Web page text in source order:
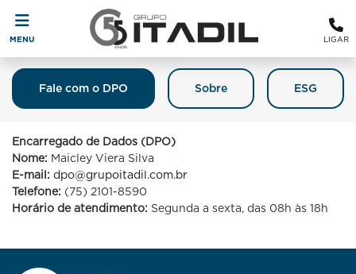
MENU LIGAR
Sobre ESG
Fale com o DPO
Fale Com O DPO (Encarregado De
Proteção De Dados)
Encarregado de Dados (DPO)
Nome: Maicley Viera Silva
E-mail: dpo@grupoitadil.com.br
Telefone: (75) 2101-8590
Horário de atendimento: Segunda a sexta, das 08h às 18h